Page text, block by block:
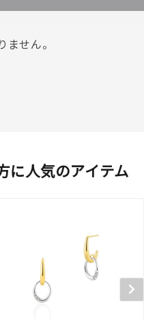
ません。
に人気のアイテム